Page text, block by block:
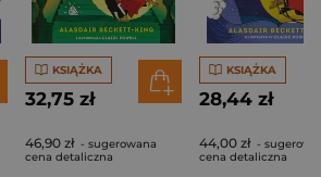
KSIĄŻKA
32,75 zł
46,90 zł - sugerowana
cena detaliczna
KSIĄŻKA
28,44 zł
44,00 zł -
cena detaliczna